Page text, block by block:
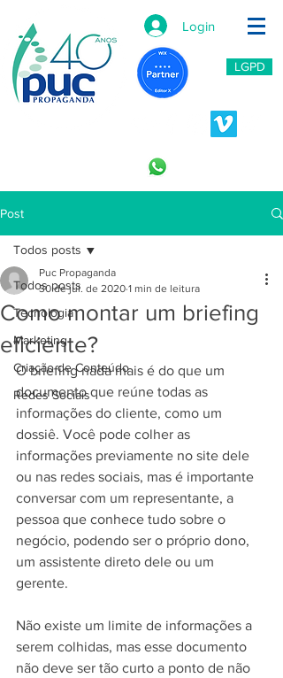
Login
LGPD
Post
Todos posts
Tecnologia
Marketing
Criação de Conteúdo
Redes Sociais
Todos posts
Como montar um briefing
eficiente?
Puc Propaganda
30 de jul. de 2020 1 min de leitura
O briefing nada mais é do que um
documento que reúne todas as
informações do cliente, como um
dossiê. Você pode colher as
informações previamente no site dele
ou nas redes sociais, mas é importante
conversar com um representante, a
pessoa que conhece tudo sobre o
negócio, podendo ser o próprio dono,
um assistente direto dele ou um
gerente.
Não existe um limite de informações a
serem colhidas, mas esse documento
não deve ser tão curto a ponto de não